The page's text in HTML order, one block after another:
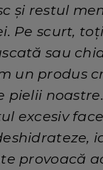
și restul
Pe scurt,
sau
un produs
pielii noastre.
excesiv
provoacă